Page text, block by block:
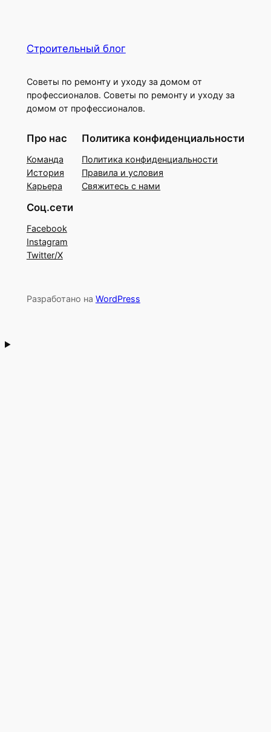
Строительный блог
Советы по ремонту и уходу за домом от
профессионалов. Советы по ремонту и уходу за
домом от профессионалов.
Про нас
Команда
История
Карьера
Политика конфиденциальности
Политика конфиденциальности
Правила и условия
Свяжитесь с нами
Соц.сети
Facebook
Instagram
Twitter/X
Разработано на WordPress